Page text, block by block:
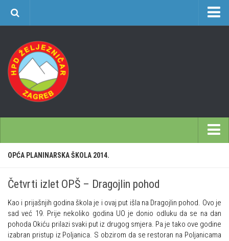
Učlanjenje
Planinarski dom Željezničar na Oštrcu
Časopis Cipelcug
Povijest društva
Plan izleta Sekcije društvenih izleta HPD Željezničar 2025
Izvješća SDI-a
Povijesti SDI
Gojzeki
Početna
Opća planinarska škola 9. 3. – 17. 5. 2026.
Često postavljana pitanja
Visokogorska škola
OPĆA PLANINARSKA ŠKOLA 2014.
Četvrti izlet OPŠ – Dragojlin pohod
Kao i prijašnjih godina škola je i ovaj put išla na Dragojlin pohod. Ovo je
sad već 19. Prije nekoliko godina UO je donio odluku da se na dan
pohoda Okiću prilazi svaki put iz drugog smjera. Pa je tako ove godine
izabran pristup iz Poljanica. S obzirom da se restoran na Poljanicama